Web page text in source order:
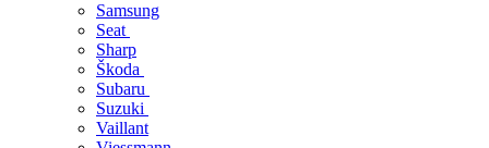
Samsung
Seat
Sharp
Škoda
Subaru
Suzuki
Vaillant